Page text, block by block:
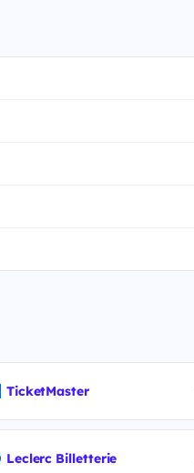
TicketMaster
Leclerc Billetterie